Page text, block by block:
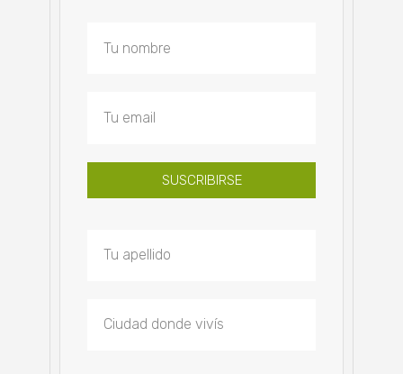
SUSCRIBIRSE